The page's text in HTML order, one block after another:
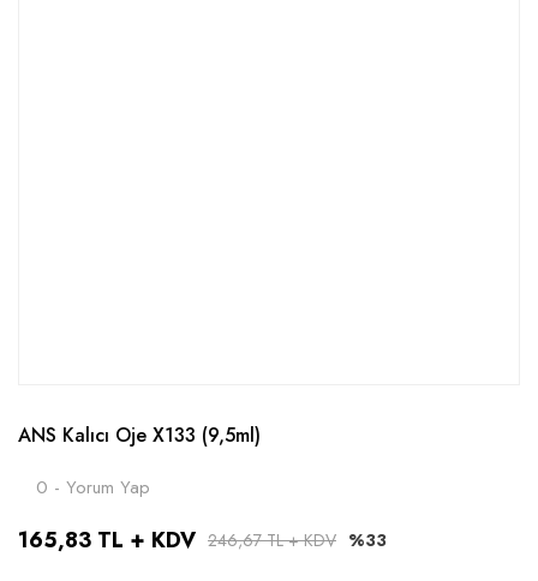
ANS Kalıcı Oje X133 (9,5ml)
0 - Yorum Yap
165,83 TL + KDV 246,67 TL + KDV %33